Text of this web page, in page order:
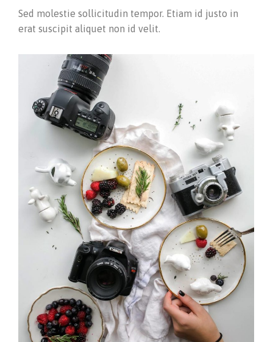
Sed molestie sollicitudin tempor. Etiam id justo in
erat suscipit aliquet non id velit.